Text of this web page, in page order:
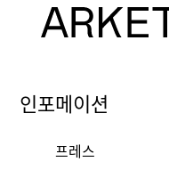
인포메이션
프레스